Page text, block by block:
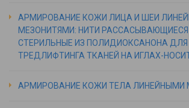
АРМИРОВАНИЕ КОЖИ ЛИЦА И ШЕИ
МЕЗОНИТЯМИ: НИТИ РАССАСЫВАЮЩИЕСЯ
СТЕРИЛЬНЫЕ ИЗ ПОЛИДИОКСАНОНА ДЛЯ
ТРЕДЛИФТИНГА ТКАНЕЙ НА ИГЛАХ-
АРМИРОВАНИЕ КОЖИ ТЕЛА ЛИНЕЙНЫМИ